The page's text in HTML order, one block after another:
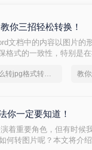
你三招轻松转换！
文档中的内容以图片的
格式的一致性，特别是
word图片怎么转jpg格式转换器
你一定要知道！
着重要角色，但有时候
何转图片呢？本文将介